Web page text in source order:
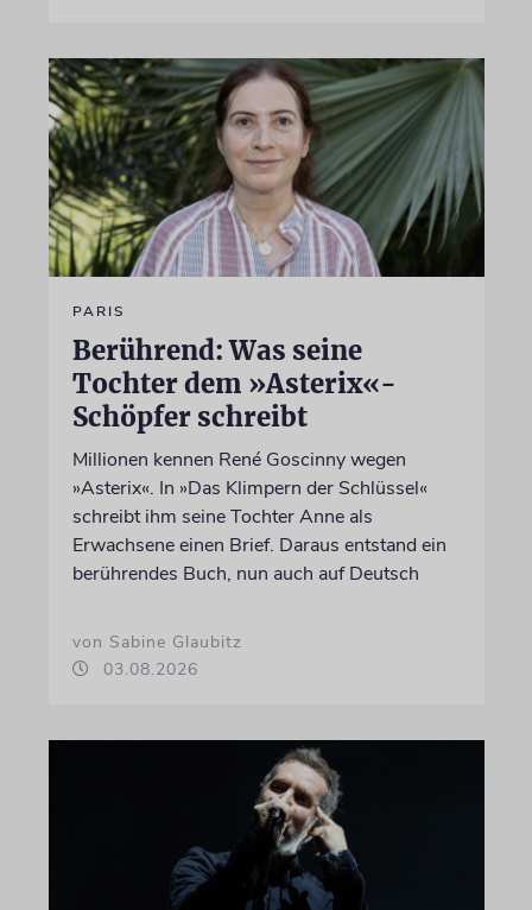
PARIS
Berührend: Was seine
Tochter dem »Asterix«-
Schöpfer schreibt
Millionen kennen René Goscinny wegen
»Asterix«. In »Das Klimpern der Schlüssel«
schreibt ihm seine Tochter Anne als
Erwachsene einen Brief. Daraus entstand ein
berührendes Buch, nun auch auf Deutsch
von Sabine Glaubitz
03.08.2026